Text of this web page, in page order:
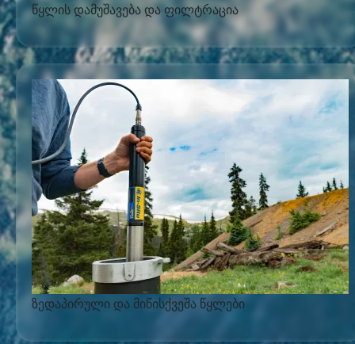
წყლის დამუშავება და ფილტრაცია
ზედაპირული და მიწისქვეშა წყლები